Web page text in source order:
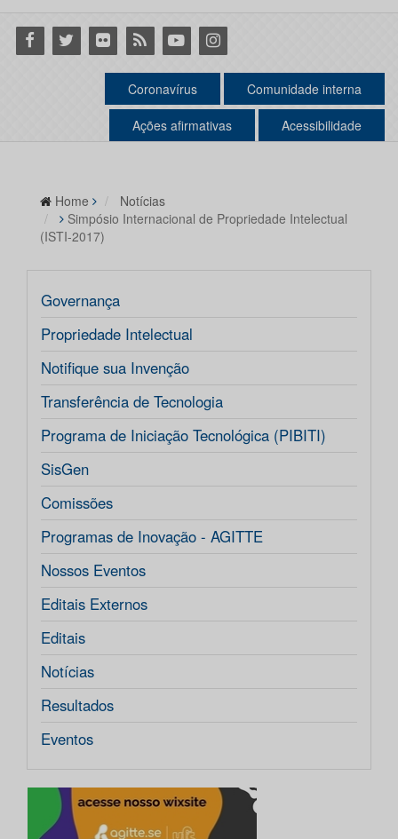
Facebook
Twitter Flickr RSS YoutubeInstagram
Coronavírus Comunidade interna
Ações afirmativas Acessibilidade
Home
Notícias
Simpósio Internacional de Propriedade Intelectual
(ISTI-2017)
Governança
Propriedade Intelectual
Notifique sua Invenção
Transferência de Tecnologia
Programa de Iniciação Tecnológica (PIBITI)
SisGen
Comissões
Programas de Inovação - AGITTE
Nossos Eventos
Editais Externos
Editais
Notícias
Resultados
Eventos